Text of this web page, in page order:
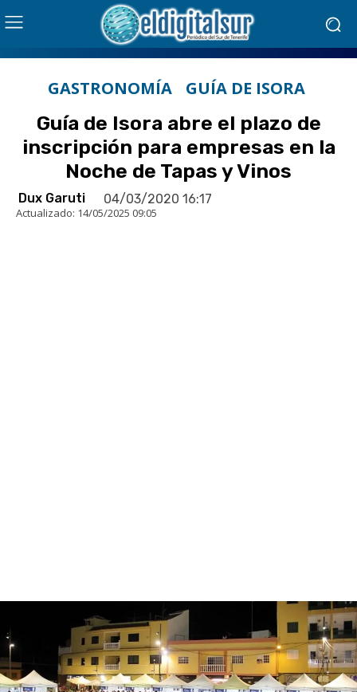
GASTRONOMÍA GUÍA DE ISORA
Guía de Isora abre el plazo de
inscripción para empresas en la
Noche de Tapas y Vinos
Dux Garuti 04/03/2020 16:17
Actualizado: 14/05/2025 09:05